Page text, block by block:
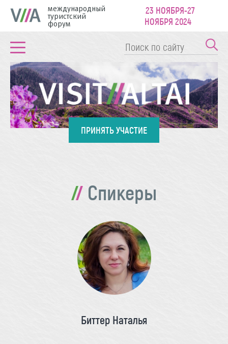
международный
туристский
форум
23 НОЯБРЯ-27
НОЯБРЯ 2024
ПРИНЯТЬ УЧАСТИЕ
Спикеры
Биттер Наталья